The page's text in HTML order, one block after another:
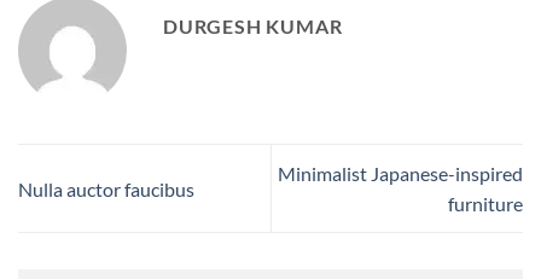
DURGESH KUMAR
Nulla auctor faucibus
Minimalist Japanese-inspired
furniture